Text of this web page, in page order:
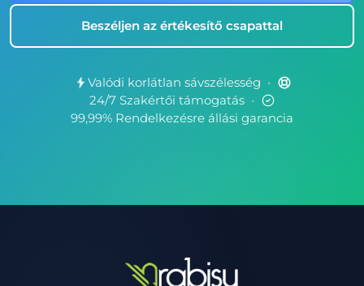
Beszéljen az értékesítő csapattal
Valódi korlátlan sávszélesség •
24/7 Szakértői támogatás •
99,99% Rendelkezésre állási garancia